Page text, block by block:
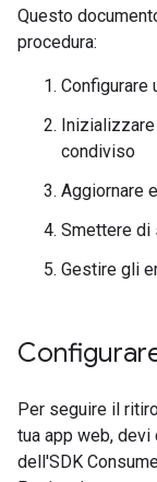
Questo
procedura:
Configurare
condiviso
Aggiornare
Smettere di
Gestire gli
Per seguire il
tua app web, devi
dell'SDK